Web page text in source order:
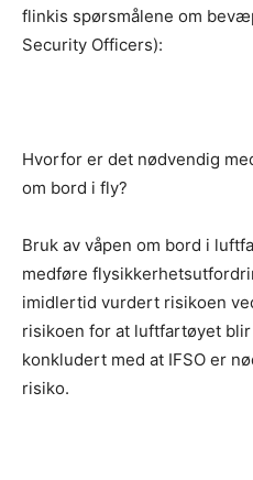
flinkis spørsmålene om
Security Officers):
Hvorfor er det nødvendig
om bord i fly?
Bruk av våpen om bord i
medføre
imidlertid vurdert risikoen
risikoen for at luftfartøyet
konkludert med at IFSO er
risiko.